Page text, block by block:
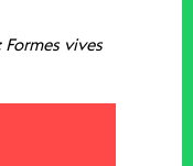
vives